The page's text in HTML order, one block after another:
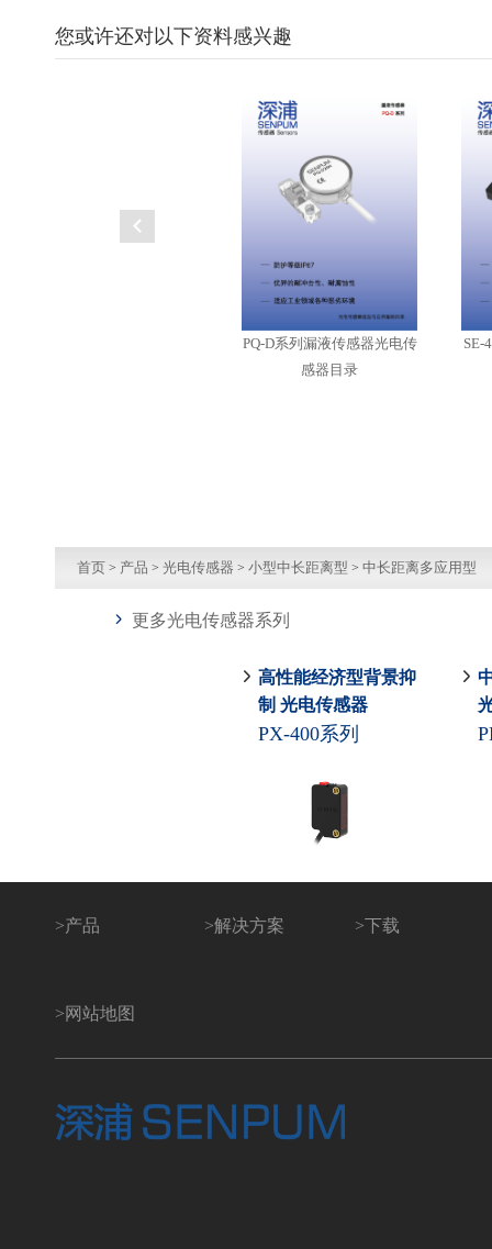
您或许还对以下资料感兴趣
PQ-D系列漏液传感器光电传
感器目录
SE-
首页 > 产品 > 光电传感器 > 小型中长距离型 > 中长距离多应用型
更多光电传感器系列
高性能经济型背景抑
制 光电传感器
PX-400系列
>产品 >解决方案 >下载
>网站地图